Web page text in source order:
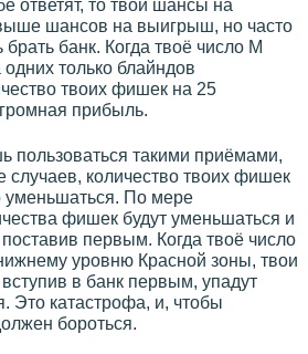
ответят, то твои шансы на
шансов на выигрыш, но часто
банк. Когда твоё число М
только блайндов
твоих фишек на 25
прибыль.
пользоваться такими приёмами,
случаев, количество твоих фишек
уменьшаться. По мере
фишек будут уменьшаться и
первым. Когда твоё число
уровню Красной зоны, твои
в банк первым, упадут
Это катастрофа, и, чтобы
бороться.